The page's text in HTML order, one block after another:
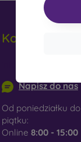
Kontakt
Napisz do nas
Od poniedziałku do
piątku:
Online 8:00 - 15:00